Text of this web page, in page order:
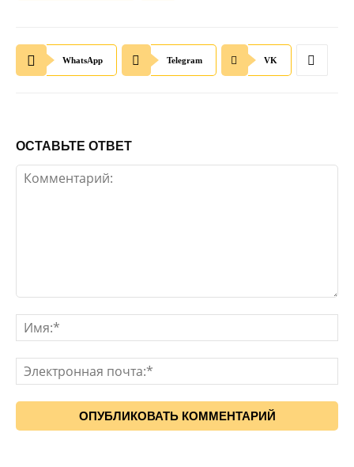
WhatsApp Telegram VK
ОСТАВЬТЕ ОТВЕТ